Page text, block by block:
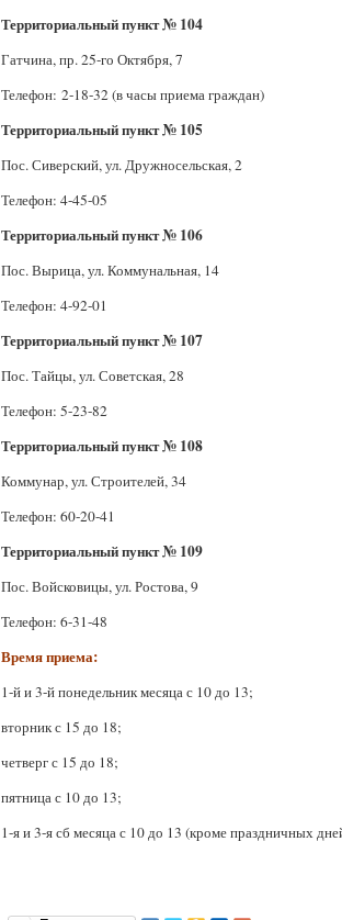
Территориальный пункт № 104
Гатчина, пр. 25-го Октября, 7
Телефон: 2-18-32 (в часы приема граждан)
Территориальный пункт № 105
Пос. Сиверский, ул. Дружносельская, 2
Телефон: 4-45-05
Территориальный пункт № 106
Пос. Вырица, ул. Коммунальная, 14
Телефон: 4-92-01
Территориальный пункт № 107
Пос. Тайцы, ул. Советская, 28
Телефон: 5-23-82
Территориальный пункт № 108
Коммунар, ул. Строителей, 34
Телефон: 60-20-41
Территориальный пункт № 109
Пос. Войсковицы, ул. Ростова, 9
Телефон: 6-31-48
Время приема:
1-й и 3-й понедельник месяца с 10 до 13;
вторник с 15 до 18;
четверг с 15 до 18;
пятница с 10 до 13;
1-я и 3-я сб месяца с 10 до 13 (кроме праздничных